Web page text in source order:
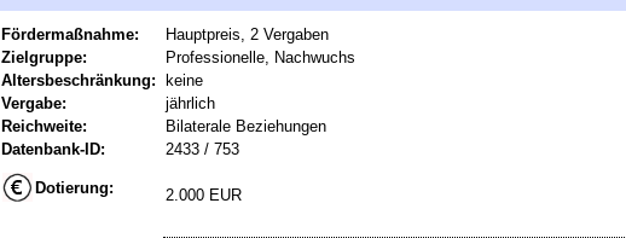
Fördermaßnahme:
Hauptpreis, 2 Vergaben
Zielgruppe:
Professionelle, Nachwuchs
Altersbeschränkung:
keine
Vergabe:
jährlich
Reichweite:
Bilaterale Beziehungen
Datenbank-ID:
2433 / 753
Dotierung: 2.000 EUR